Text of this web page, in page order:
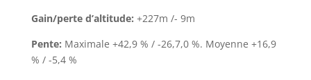
Gain/perte d’altitude: +227m /- 9m
Pente: Maximale +42,9 % / -26,7,0 %. Moyenne +16,9
% / -5,4 %